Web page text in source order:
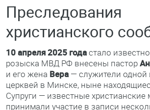
Преследования
христианского
10 апреля 2025 годастало
розыска МВД РФ внесены пастор
и его жена Вера— служители одной
церквей в Минске, ныне
Супруги — известные
принимали участие в записи